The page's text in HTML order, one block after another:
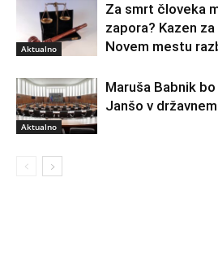
Aktualno
Za smrt človeka
zapora? Kazen
Novem mestu
Aktualno
Maruša Babnik
Janšo v